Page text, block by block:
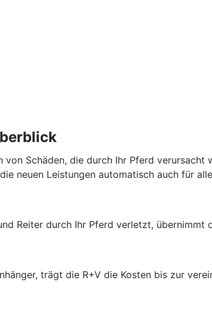
Schäden, die durch Ihr Pferd verursacht
neuen Leistungen automatisch auch für
Reiter durch Ihr Pferd verletzt, übernimmt
trägt die R+V die Kosten bis zur